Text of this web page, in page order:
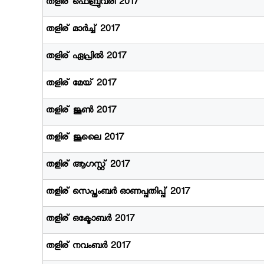
ബാ
സാ
ഹി
ത്യ
ന്‍സ്റ്റി
തളിര് ഫെബ്രുവരി 2017
തളിര് മാര്‍ച്ച് 2017
തളിര് ഏപ്രില്‍ 2017
തളിര് മേയ് 2017
തളിര് ജൂണ്‍ 2017
തളിര് ജൂലൈ 2017
തളിര് ആഗസ്റ്റ് 2017
തളിര് സെപ്തംബര്‍ ഓണപ്പതിപ്പ് 2017
തളിര് ഒക്ടോബര്‍ 2017
തളിര് നവംബര്‍ 2017